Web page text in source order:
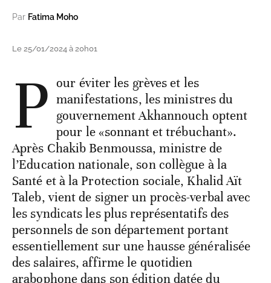
Par Fatima Moho
Le 25/01/2024 à 20h01
P our éviter les grèves et les
manifestations, les ministres du
gouvernement Akhannouch optent
pour le «sonnant et trébuchant».
Après Chakib Benmoussa, ministre de
l’Education nationale, son collègue à la
Santé et à la Protection sociale, Khalid Aït
Taleb, vient de signer un procès-verbal avec
les syndicats les plus représentatifs des
personnels de son département portant
essentiellement sur une hausse généralisée
des salaires, affirme le quotidien
arabophone dans son édition datée du